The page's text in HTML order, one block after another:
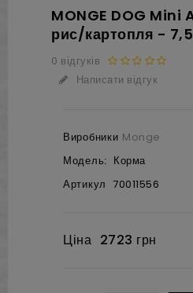
MONGE DOG Mini
рис/картопля - 7,5
0 відгуків
Написати відгук
Виробники Monge
Модель: Корма
Артикул 70011556
Ціна 2723 грн